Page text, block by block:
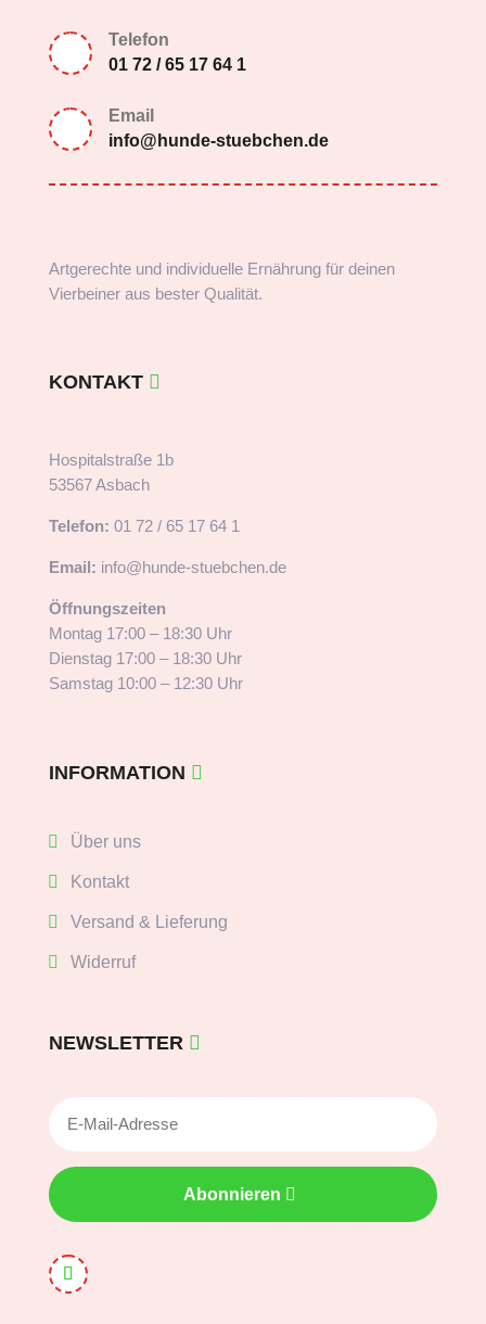
Telefon
01 72 / 65 17 64 1
Email
info@hunde-stuebchen.de
Artgerechte und individuelle Ernährung für deinen
Vierbeiner aus bester Qualität.
KONTAKT
Hospitalstraße 1b
53567 Asbach
Telefon: 01 72 / 65 17 64 1
Email: info@hunde-stuebchen.de
Öffnungszeiten
Montag 17:00 – 18:30 Uhr
Dienstag 17:00 – 18:30 Uhr
Samstag 10:00 – 12:30 Uhr
INFORMATION
Über uns
Kontakt
Versand & Lieferung
Widerruf
NEWSLETTER
Abonnieren